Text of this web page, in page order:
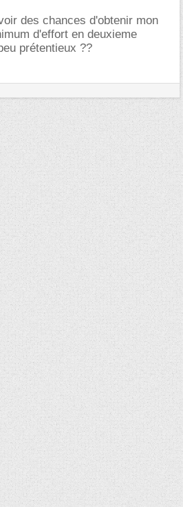
des chances d'obtenir mon
d'effort en deuxieme
prétentieux ??